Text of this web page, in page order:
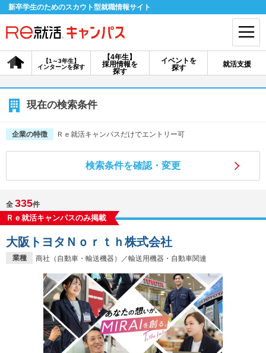
新卒学生のためのスカウト型就職情報サイト
【4年生】
採用情報を
探す
【1～3年生】
インターンを探す
イベントを
探す
就活支援
会員登録 ログイン
探す
【4年生】
【1～3年生】
イベントを探す スカウト お知らせ
就活ノウハウ・サポート
就活支援
就活ノウハウが満載！
就活コラム
お役立ち記事・相談室など
適職診断
あなたに合う仕事を診断！
就活チャンネル
動画で対策講座をチェック
現在の検索条件
企業の特徴 Ｒｅ就活キャンパスだけでエントリー可
検索条件を確認・変更
全 335件
Ｒｅ就活キャンパスのみ掲載
業種 商社（自動車・輸送機器）／輸送用機器・自動車関連
大阪トヨタＮｏｒｔｈ株式会社